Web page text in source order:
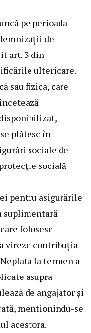
pe perioada
de
art. 3 din
ulterioare.
sau fizica, care
plătesc în
sociale de
socială
pentru asigurările
suplimentară
folosesc
vireze contribuţia
la termen a
asupra
de angajator şi
mentionindu-se
acestora.